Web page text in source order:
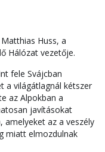
Huss, a
Hálózat vezetője.
fele Svájcban
a világátlagnál kétszer
az Alpokban a
javításokat
amelyeket az a veszély
miatt elmozdulnak